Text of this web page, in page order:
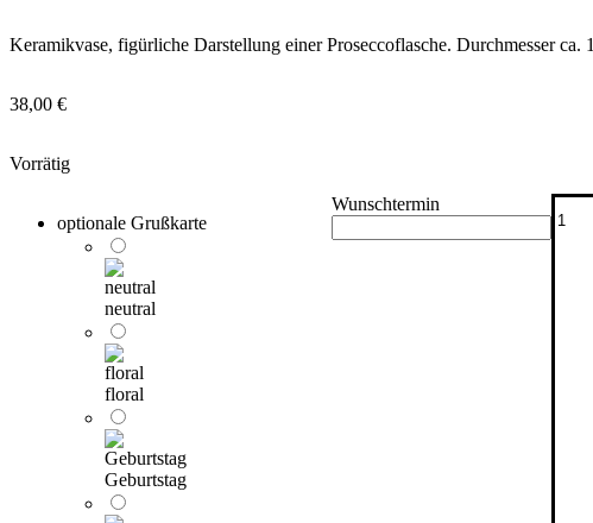
Keramikvase, figürliche Darstellung einer Proseccoflasche. Durchmesser ca.
38,00 €
Vorrätig
optionale Grußkarte
neutral
floral
Geburtstag
Wunschtermin